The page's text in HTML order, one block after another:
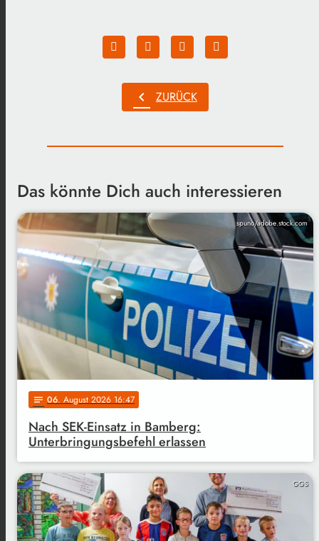
chevron_left ZURÜCK
Das könnte Dich auch interessieren
spuno/adobe.stock.com
notes 06. August 2026 16:47
Nach SEK-Einsatz in Bamberg:
Unterbringungsbefehl erlassen
GGS